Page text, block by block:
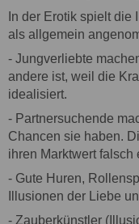
In der Erotik spielt
als allgemein
- Jungverliebte
andere ist, weil die
idealisiert.
- Partnersuchende
Chancen sie haben.
ihren Marktwert falsch
- Gute Huren,
Illusionen der Liebe
- Zauberkünstler